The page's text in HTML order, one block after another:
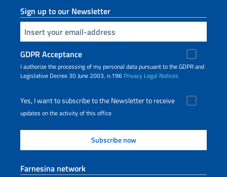
Sign up to our Newsletter
Insert your email
GDPR Acceptance
I authorize the processing of my personal data pursuant to the GDPR and
Legislative Decree 30 June 2003, n.196 Privacy Legal Notices
Yes, I want to subscribe to the Newsletter to receive
updates on the activity of this office
Farnesina network